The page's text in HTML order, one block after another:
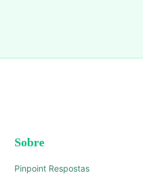
Sobre
Pinpoint Respostas